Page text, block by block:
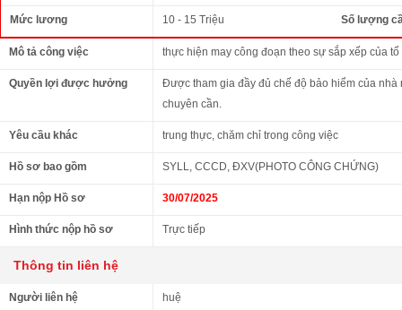
Mức lương 10 - 15 Triệu Số lượng
Mô tả công việc thực hiện may công đoạn theo sự sắp xếp của
Quyền lợi được hưởng
Được tham gia đầy đủ chế độ bảo hiểm của
chuyên cần.
Yêu cầu khác trung thực, chăm chỉ trong công việc
Hồ sơ bao gồm SYLL, CCCD, ĐXV(PHOTO CÔNG CHỨNG)
Hạn nộp Hồ sơ 30/07/2025
Hình thức nộp hồ sơ Trực tiếp
Thông tin liên hệ
Người liên hệ huệ